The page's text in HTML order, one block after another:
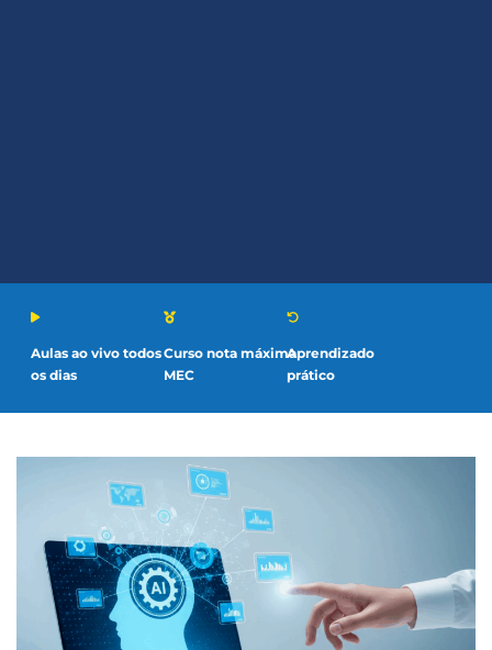
Aulas ao vivo todos
os dias
Curso nota máxima
MEC
Aprendizado
prático